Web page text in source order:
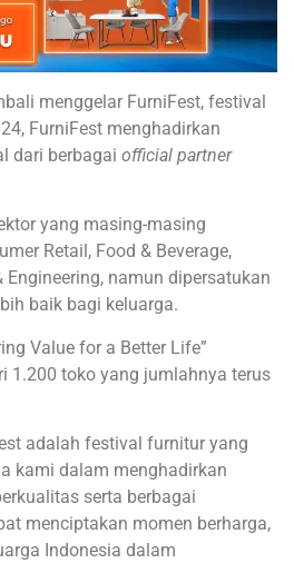
menggelar FurniFest, festival
FurniFest menghadirkan
dari berbagai official partner
yang masing-masing
Retail, Food & Beverage,
namun dipersatukan
baik bagi keluarga.
Value for a Better Life”
1.200 toko yang jumlahnya terus
adalah festival furnitur yang
kami dalam menghadirkan
serta berbagai
menciptakan momen berharga,
Indonesia dalam